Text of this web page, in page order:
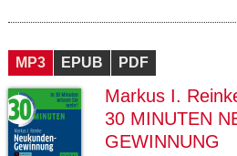
MP3 EPUB PDF
Markus I.
30 MINUTEN
GEWINNUNG